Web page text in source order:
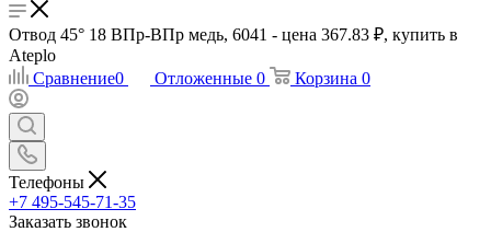
Отвод 45° 18 ВПр-ВПр медь, 6041 - цена 367.83 ₽, купить в
Ateplo
Сравнение0 Отложенные 0 Корзина 0
Телефоны
+7 495-545-71-35
Заказать звонок